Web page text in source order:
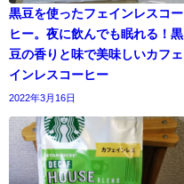
黒豆を使ったフェインレスコー
ヒー。夜に飲んでも眠れる！黒
豆の香りと味で美味しいカフェ
インレスコーヒー
2022年3月16日